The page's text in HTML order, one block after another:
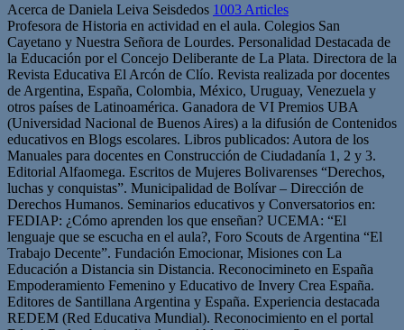
Acerca de Daniela Leiva Seisdedos 1003 Articles
Profesora de Historia en actividad en el aula. Colegios San
Cayetano y Nuestra Señora de Lourdes. Personalidad Destacada de
la Educación por el Concejo Deliberante de La Plata. Directora de la
Revista Educativa El Arcón de Clío. Revista realizada por docentes
de Argentina, España, Colombia, México, Uruguay, Venezuela y
otros países de Latinoamérica. Ganadora de VI Premios UBA
(Universidad Nacional de Buenos Aires) a la difusión de Contenidos
educativos en Blogs escolares. Libros publicados: Autora de los
Manuales para docentes en Construcción de Ciudadanía 1, 2 y 3.
Editorial Alfaomega. Escritos de Mujeres Bolivarenses “Derechos,
luchas y conquistas”. Municipalidad de Bolívar – Dirección de
Derechos Humanos. Seminarios educativos y Conversatorios en:
FEDIAP: ¿Cómo aprenden los que enseñan? UCEMA: “El
lenguaje que se escucha en el aula?, Foro Scouts de Argentina “El
Trabajo Decente”. Fundación Emocionar, Misiones con La
Educación a Distancia sin Distancia. Reconocimineto en España
Empoderamiento Femenino y Educativo de Invery Crea España.
Editores de Santillana Argentina y España. Experiencia destacada
REDEM (Red Educativa Mundial). Reconocimiento en el portal